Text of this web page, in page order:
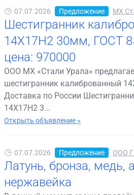
07.07.2026 Предложение МХ
Шестигранник
14Х17Н2 30мм, ГОСТ
цена: 970000
ООО МХ «Стали Урала»
шестигранник калиброванный
Доставка по России
14Х17Н2 3...
Открыть объявление »
07.07.2026 Предложение ООО
Латунь, бронза, медь,
нержавейка